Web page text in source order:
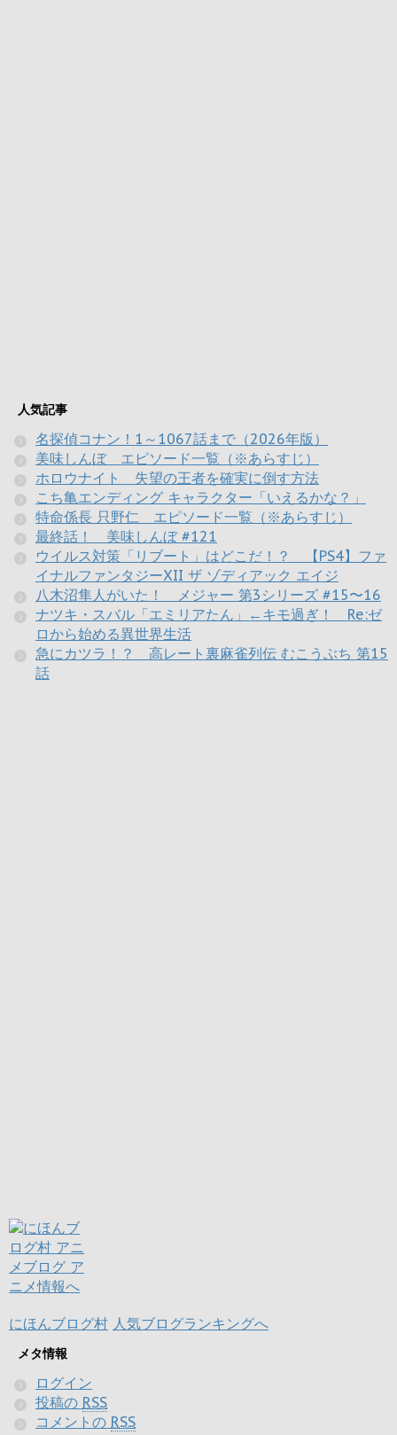
人気記事
名探偵コナン！1～1067話まで（2026年版）
美味しんぼ エピソード一覧（※あらすじ）
ホロウナイト 失望の王者を確実に倒す方法
こち亀エンディング キャラクター「いえるかな？」
特命係長 只野仁 エピソード一覧（※あらすじ）
最終話！ 美味しんぼ #121
ウイルス対策「リブート」はどこだ！？ 【PS4】ファ
イナルファンタジーXII ザ ゾディアック エイジ
八木沼隼人がいた！ メジャー 第3シリーズ #15〜16
ナツキ・スバル「エミリアたん」←キモ過ぎ！ Re:ゼ
ロから始める異世界生活
急にカツラ！？ 高レート裏麻雀列伝 むこうぶち 第15
話
にほんブログ村 人気ブログランキングへ
メタ情報
ログイン
投稿の RSS
コメントの RSS